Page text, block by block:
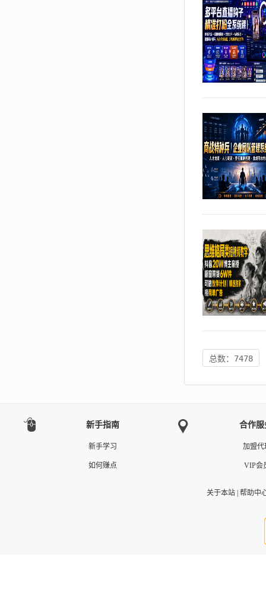
总数：7478
新手指南
新手学习
如何赚点
合作服
加盟代
VIP会
关于本站| 帮助中